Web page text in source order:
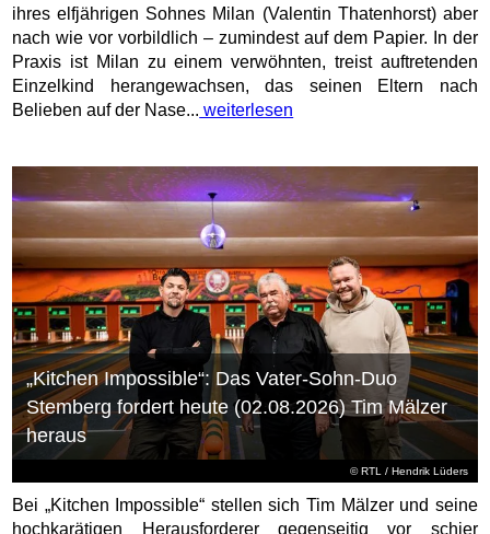
ihres elfjährigen Sohnes Milan (Valentin Thatenhorst) aber
nach wie vor vorbildlich – zumindest auf dem Papier. In der
Praxis ist Milan zu einem verwöhnten, treist auftretenden
Einzelkind herangewachsen, das seinen Eltern nach
Belieben auf der Nase... weiterlesen
©RTL / Hendrik Lüders
„Kitchen Impossible“: Das Vater-Sohn-Duo
Stemberg fordert heute (02.08.2026) Tim Mälzer
heraus
Bei „Kitchen Impossible“ stellen sich Tim Mälzer und seine
hochkarätigen Herausforderer gegenseitig vor schier